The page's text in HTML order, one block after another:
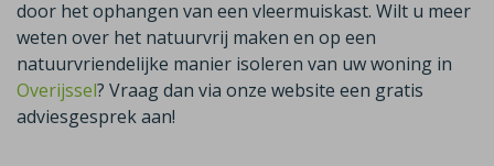
door het ophangen van een vleermuiskast. Wilt u meer
weten over het natuurvrij maken en op een
natuurvriendelijke manier isoleren van uw woning in
Overijssel? Vraag dan via onze website een gratis
adviesgesprek aan!